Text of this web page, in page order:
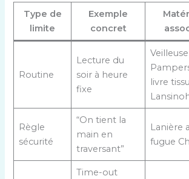
Type de
limite
Exemple
concret
Routine
Lecture du
soir à heure
fixe
Veilleuse
livre tissu
Règle
sécurité
“On tient la
main en
traversant”
Lanière
fugue
Time-out